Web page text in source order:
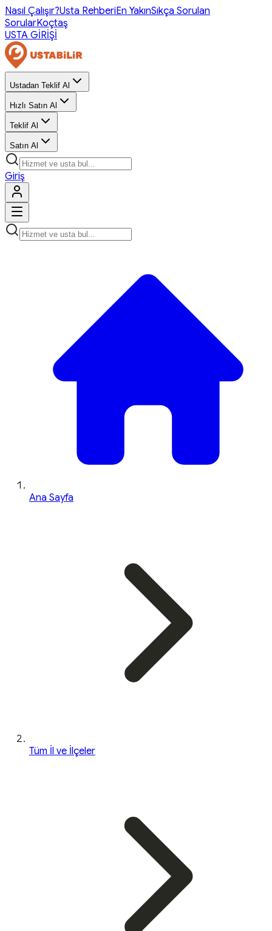
Nasıl Çalışır?Usta RehberiEn YakınSıkça Sorulan
SorularKoçtaş
USTA GİRİŞİ
Ustadan Teklif Al
Hızlı Satın Al
Teklif Al
Satın Al
Giriş
Ana Sayfa
Tüm İl ve İlçeler